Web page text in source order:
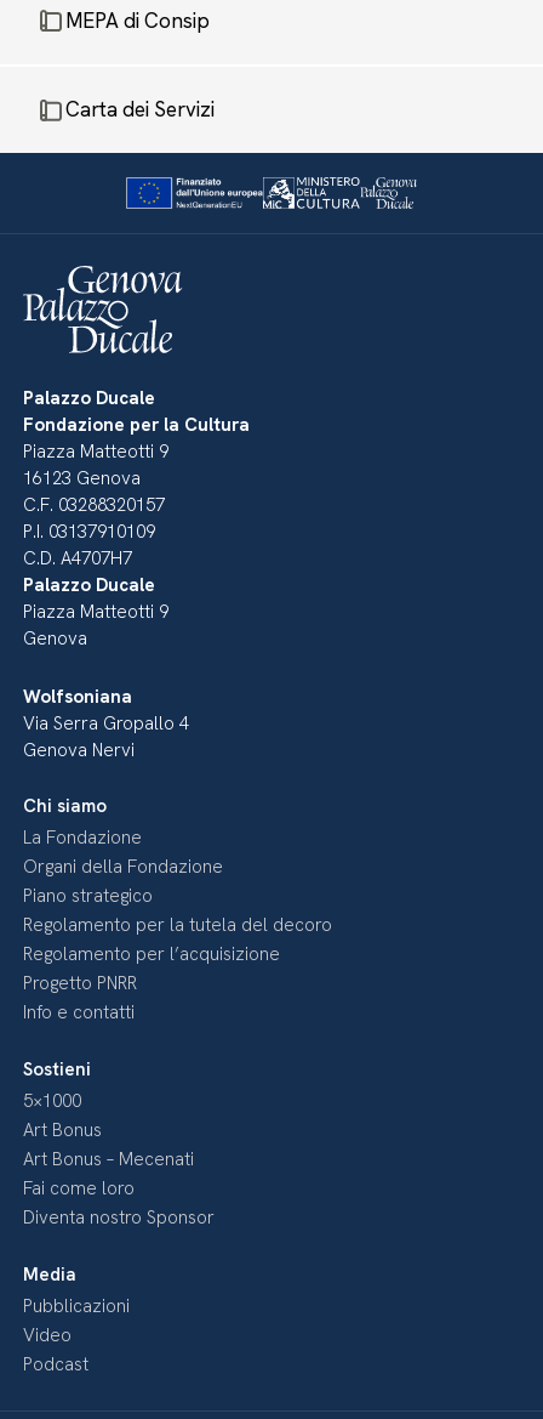
MEPA di Consip
Carta dei Servizi
Palazzo Ducale
Fondazione per la Cultura
Piazza Matteotti 9
16123 Genova
C.F. 03288320157
P.I. 03137910109
C.D. A4707H7
Palazzo Ducale
Piazza Matteotti 9
Genova
Wolfsoniana
Via Serra Gropallo 4
Genova Nervi
Chi siamo
La Fondazione
Organi della Fondazione
Piano strategico
Regolamento per la tutela del decoro
Regolamento per l’acquisizione
Progetto PNRR
Info e contatti
Sostieni
5×1000
Art Bonus
Art Bonus – Mecenati
Fai come loro
Diventa nostro Sponsor
Media
Pubblicazioni
Video
Podcast